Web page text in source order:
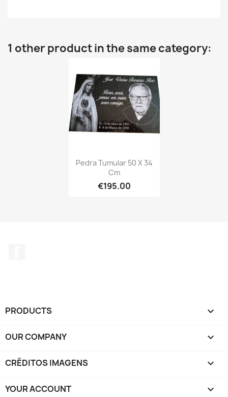
1 other product in the same category:
Pedra Tumular 50 X 34
Cm
€195.00
PRODUCTS 
OUR COMPANY 
CRÉDITOS IMAGENS 
YOUR ACCOUNT 